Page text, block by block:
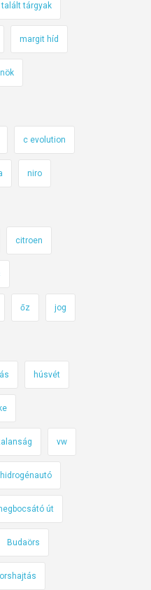
talált tárgyak
margit híd
c evolution
niro
citroen
őz jog
húsvét
vw
hidrogénautó
út
Budaörs